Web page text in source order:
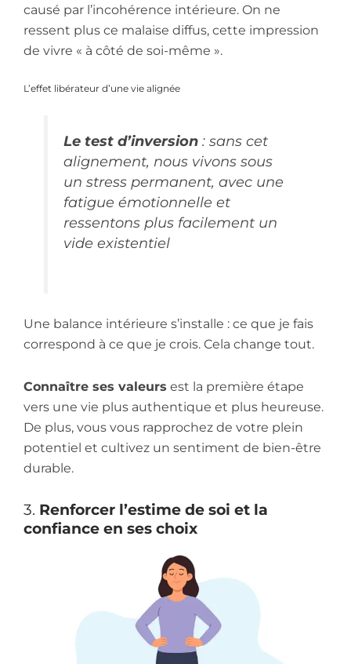
causé par l’incohérence intérieure. On ne
ressent plus ce malaise diffus, cette impression
de vivre « à côté de soi-même ».
L’effet libérateur d’une vie alignée
Le test d’inversion : sans cet
alignement, nous vivons sous
un stress permanent, avec une
fatigue émotionnelle et
ressentons plus facilement un
vide existentiel
Une balance intérieure s’installe : ce que je fais
correspond à ce que je crois. Cela change tout.
Connaître ses valeurs est la première étape
vers une vie plus authentique et plus heureuse.
De plus, vous vous rapprochez de votre plein
potentiel et cultivez un sentiment de bien-être
durable.
3. Renforcer l’estime de soi et la
confiance en ses choix